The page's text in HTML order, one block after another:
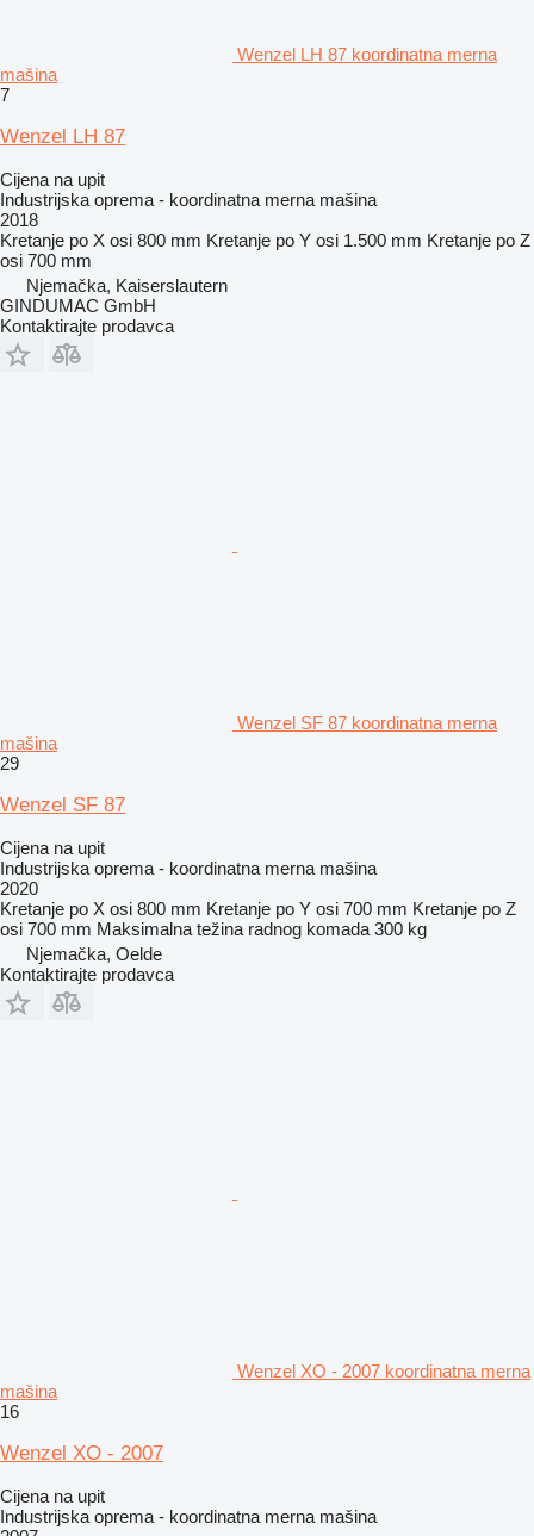
Wenzel LH 87 koordinatna merna
mašina
7
Wenzel LH 87
Cijena na upit
Industrijska oprema - koordinatna merna mašina
2018
Kretanje po X osi 800 mm Kretanje po Y osi 1.500 mm Kretanje po Z
osi 700 mm
Njemačka, Kaiserslautern
GINDUMAC GmbH
Kontaktirajte prodavca
Wenzel SF 87 koordinatna merna
mašina
29
Wenzel SF 87
Cijena na upit
Industrijska oprema - koordinatna merna mašina
2020
Kretanje po X osi 800 mm Kretanje po Y osi 700 mm Kretanje po Z
osi 700 mm Maksimalna težina radnog komada 300 kg
Njemačka, Oelde
Kontaktirajte prodavca
Wenzel XO - 2007 koordinatna merna
mašina
16
Wenzel XO - 2007
Cijena na upit
Industrijska oprema - koordinatna merna mašina